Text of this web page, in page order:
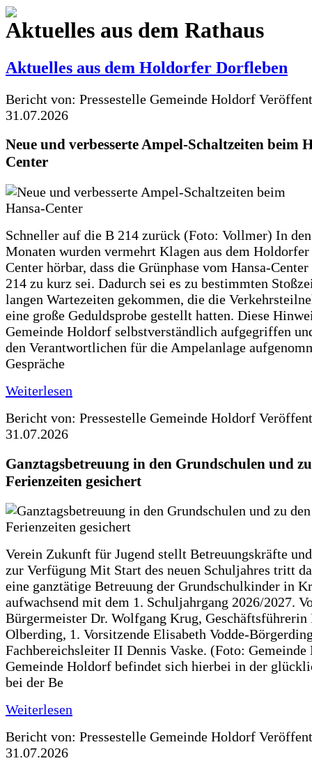
Aktuelles aus dem Rathaus
Aktuelles aus dem Holdorfer Dorfleben
Bericht von: Pressestelle Gemeinde Holdorf
31.07.2026
Neue und verbesserte Ampel-Schaltzeiten beim
Center
Schneller auf die B 214 zurück (Foto: Vollmer) In
Monaten wurden vermehrt Klagen aus dem Holdorfer
Center hörbar, dass die Grünphase vom Hansa-
214 zu kurz sei. Dadurch sei es zu bestimmten
langen Wartezeiten gekommen, die die
eine große Geduldsprobe gestellt hatten. Diese
Gemeinde Holdorf selbstverständlich aufgegriffen
den Verantwortlichen für die Ampelanlage
Gespräche
Weiterlesen
Bericht von: Pressestelle Gemeinde Holdorf
31.07.2026
Ganztagsbetreuung in den Grundschulen und
Ferienzeiten gesichert
Verein Zukunft für Jugend stellt Betreuungskräfte
zur Verfügung Mit Start des neuen Schuljahres tritt
eine ganztätige Betreuung der Grundschulkinder in
aufwachsend mit dem 1. Schuljahrgang 2026/2027.
Bürgermeister Dr. Wolfgang Krug, Geschäftsführerin
Olberding, 1. Vorsitzende Elisabeth Vodde-
Fachbereichsleiter II Dennis Vaske. (Foto:
Gemeinde Holdorf befindet sich hierbei in der
bei der Be
Weiterlesen
Bericht von: Pressestelle Gemeinde Holdorf
31.07.2026